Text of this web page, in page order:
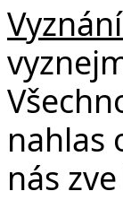
nahlas
nás